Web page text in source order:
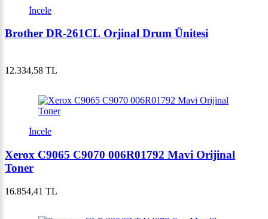
İncele
Brother DR-261CL Orjinal Drum Ünitesi
12.334,58 TL
İncele
Xerox C9065 C9070 006R01792 Mavi Orijinal
Toner
16.854,41 TL